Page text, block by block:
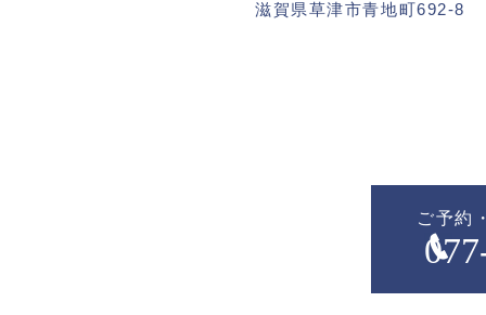
滋賀県草津市青地町692-8
ご予約